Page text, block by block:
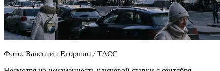
Фото: Валентин Егоршин / ТАСС